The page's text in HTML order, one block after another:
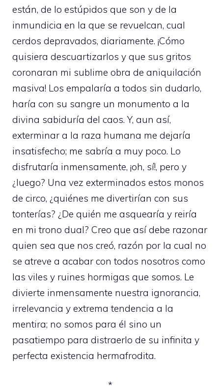
están, de lo estúpidos que son y de la
inmundicia en la que se revuelcan, cual
cerdos depravados, diariamente. ¡Cómo
quisiera descuartizarlos y que sus gritos
coronaran mi sublime obra de aniquilación
masiva! Los empalaría a todos sin dudarlo,
haría con su sangre un monumento a la
divina sabiduría del caos. Y, aun así,
exterminar a la raza humana me dejaría
insatisfecho; me sabría a muy poco. Lo
disfrutaría inmensamente, ¡oh, sí!, pero y
¿luego? Una vez exterminados estos monos
de circo, ¿quiénes me divertirían con sus
tonterías? ¿De quién me asquearía y reiría
en mi trono dual? Creo que así debe razonar
quien sea que nos creó, razón por la cual no
se atreve a acabar con todos nosotros como
las viles y ruines hormigas que somos. Le
divierte inmensamente nuestra ignorancia,
irrelevancia y extrema tendencia a la
mentira; no somos para él sino un
pasatiempo para distraerlo de su infinita y
perfecta existencia hermafrodita.
*